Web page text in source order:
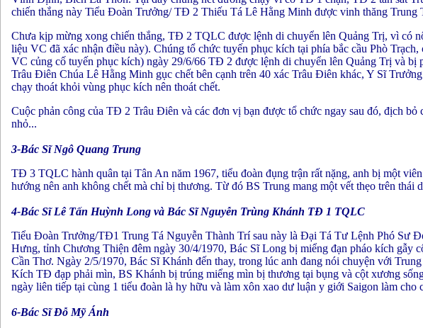
chiến thắng này Tiểu Đoàn Trưởng/ TĐ 2 Thiếu Tá Lê Hằng Minh được vinh thăng Trung
Chưa kịp mừng xong chiến thắng, TĐ 2 TQLC được lệnh di chuyển lên Quảng Trị, vì có
liệu VC đã xác nhận điều này). Chúng tổ chức tuyến phục kích tại phía bắc cầu Phò
VC củng cố tuyến phục kích) ngày 29/6/66 TĐ 2 được lệnh di chuyển lên Quảng Trị và bị
Trâu Điên Chúa Lê Hằng Minh gục chết bên cạnh trên 40 xác Trâu Điên khác, Y Sĩ
chạy thoát khỏi vùng phục kích nên thoát chết.
Cuộc phản công của TĐ 2 Trâu Điên và các đơn vị bạn được tổ chức ngay sau đó, địch
nhỏ...
3-Bác Sĩ Ngô Quang Trung
TĐ 3 TQLC hành quân tại Tân An năm 1967, tiểu đoàn đụng trận rất nặng, anh bị một
hướng nên anh không chết mà chỉ bị thương. Từ đó BS Trung mang một vết thẹo trên thái
4-Bác Sĩ Lê Tấn Huỳnh Long và Bác Sĩ Nguyễn Trùng Khánh TĐ 1 TQLC
Tiểu Đoàn Trưởng/TĐ1 Trung Tá Nguyễn Thành Trí sau này là Đại Tá Tư Lệnh Phó Sư
Hưng, tỉnh Chương Thiện đêm ngày 30/4/1970, Bác Sĩ Long bị miểng đạn pháo kích gẫy
Cần Thơ. Ngày 2/5/1970, Bác Sĩ Khánh đến thay, trong lúc anh đang nói chuyện với
Kích TĐ đạp phải mìn, BS Khánh bị trúng miểng mìn bị thương tại bụng và cột xương
ngày liên tiếp tại cùng 1 tiểu đoàn là hy hữu và làm xôn xao dư luận y giới Saigon làm cho
6-Bác Sĩ Đỗ Mỹ Ánh